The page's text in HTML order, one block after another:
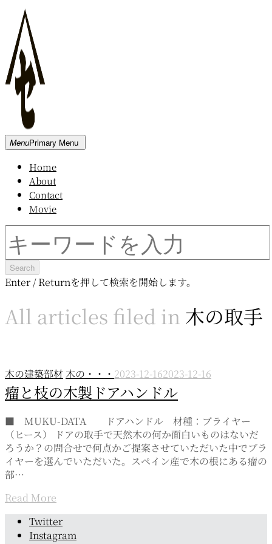
Skip
content
新
倉
庫
MenuPrimary Menu
Home
About
Contact
Movie
for:
Enter / Returnを押して検索を開始します。
All articles filed in 木の取手
木の建築部材木の・・・ 2023-12-162023-12-16
瘤と枝の木製ドアハンドル
■ MUKU-DATA ドアハンドル 材種：ブライヤー
（ヒース） ドアの取手で天然木の何か面白いものはないだ
ろうか？の問合せで何点かご提案させていただいた中でブラ
イヤーを選んでいただいた。スペイン産で木の根にある瘤の
部…
Read More
Page
navigation
Twitter
Instagram